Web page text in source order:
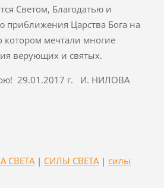
Светом, Благодатью и
приближения Царства Бога на
котором мечтали многие
верующих и святых.
29.01.2017 г. И. НИЛОВА
СВЕТА | СИЛЫ СВЕТА | силы